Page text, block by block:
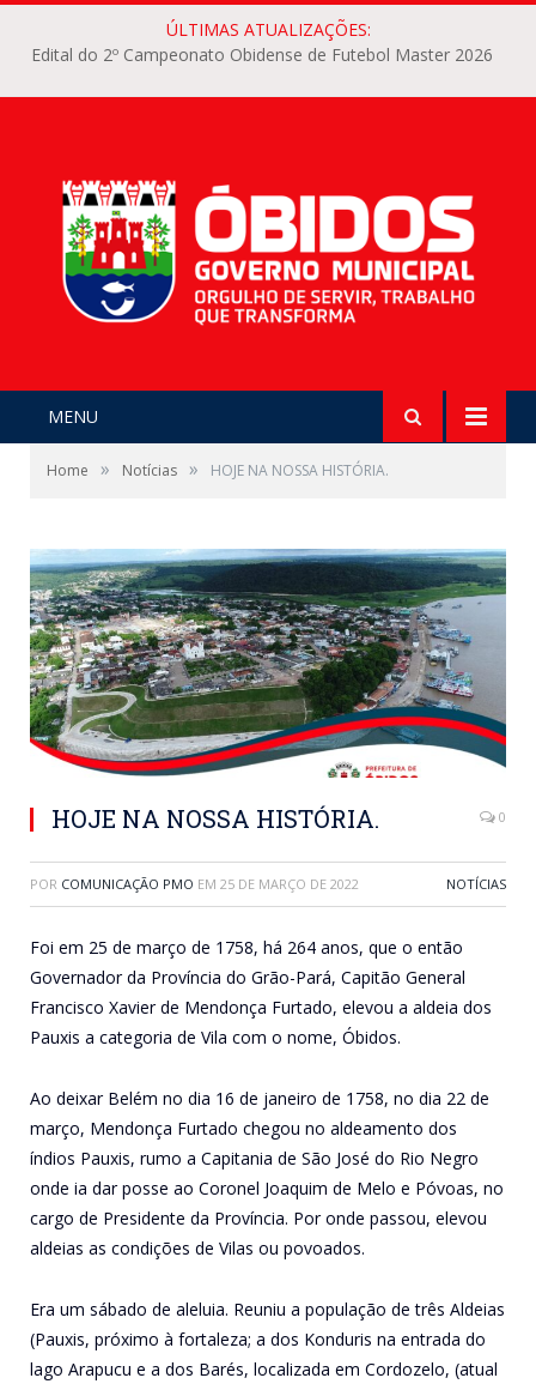
ÚLTIMAS ATUALIZAÇÕES:
Edital do 2º Campeonato Obidense de Futebol Master 2026
MENU
Home » Notícias » HOJE NA NOSSA HISTÓRIA.
HOJE NA NOSSA HISTÓRIA. 0
POR COMUNICAÇÃO PMO EM 25 DE MARÇO DE 2022 NOTÍCIAS
Foi em 25 de março de 1758, há 264 anos, que o então
Governador da Província do Grão-Pará, Capitão General
Francisco Xavier de Mendonça Furtado, elevou a aldeia dos
Pauxis a categoria de Vila com o nome, Óbidos.
Ao deixar Belém no dia 16 de janeiro de 1758, no dia 22 de
março, Mendonça Furtado chegou no aldeamento dos
índios Pauxis, rumo a Capitania de São José do Rio Negro
onde ia dar posse ao Coronel Joaquim de Melo e Póvoas, no
cargo de Presidente da Província. Por onde passou, elevou
aldeias as condições de Vilas ou povoados.
Era um sábado de aleluia. Reuniu a população de três Aldeias
(Pauxis, próximo à fortaleza; a dos Konduris na entrada do
lago Arapucu e a dos Barés, localizada em Cordozelo, (atual